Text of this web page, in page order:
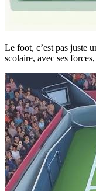
Le foot, c’est pas juste
scolaire, avec ses